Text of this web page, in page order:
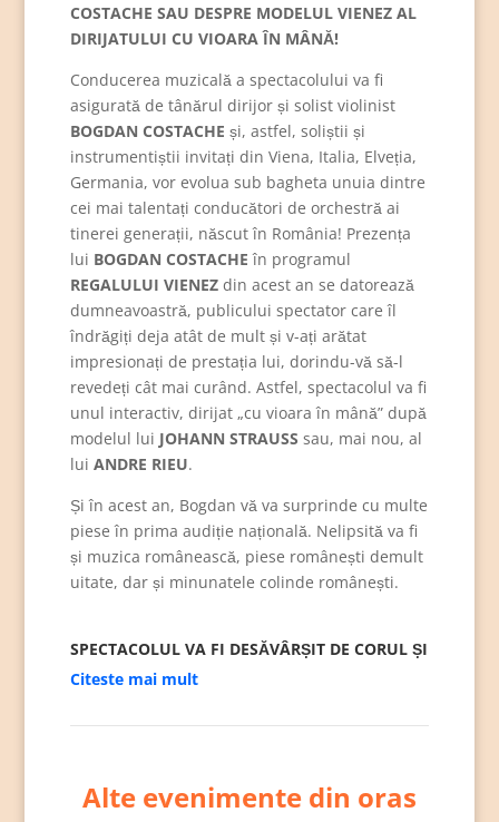
COSTACHE SAU DESPRE MODELUL VIENEZ AL
DIRIJATULUI CU VIOARA ÎN MÂNĂ!
Conducerea muzicală a spectacolului va fi
asigurată de tânărul dirijor și solist violinist
BOGDAN COSTACHE și, astfel, soliștii și
instrumentiștii invitați din Viena, Italia, Elveția,
Germania, vor evolua sub bagheta unuia dintre
cei mai talentați conducători de orchestră ai
tinerei generații, născut în România! Prezența
lui BOGDAN COSTACHE în programul
REGALULUI VIENEZdin acest an se datorează
dumneavoastră, publicului spectator care îl
îndrăgiți deja atât de mult și v-ați arătat
impresionați de prestația lui, dorindu-vă să-l
revedeți cât mai curând. Astfel, spectacolul va fi
unul interactiv, dirijat „cu vioara în mână” după
modelul lui JOHANN STRAUSS sau, mai nou, al
lui ANDRE RIEU.
Și în acest an, Bogdan vă va surprinde cu multe
piese în prima audiție națională. Nelipsită va fi
și muzica românească, piese românești demult
uitate, dar și minunatele colinde românești.
SPECTACOLUL VA FI DESĂVÂRȘIT DE CORUL ȘI
BALETUL OPEREI VOX
coregrafie efervescentă și antrenată semnată
Citeste mai mult
Alte evenimente din oras